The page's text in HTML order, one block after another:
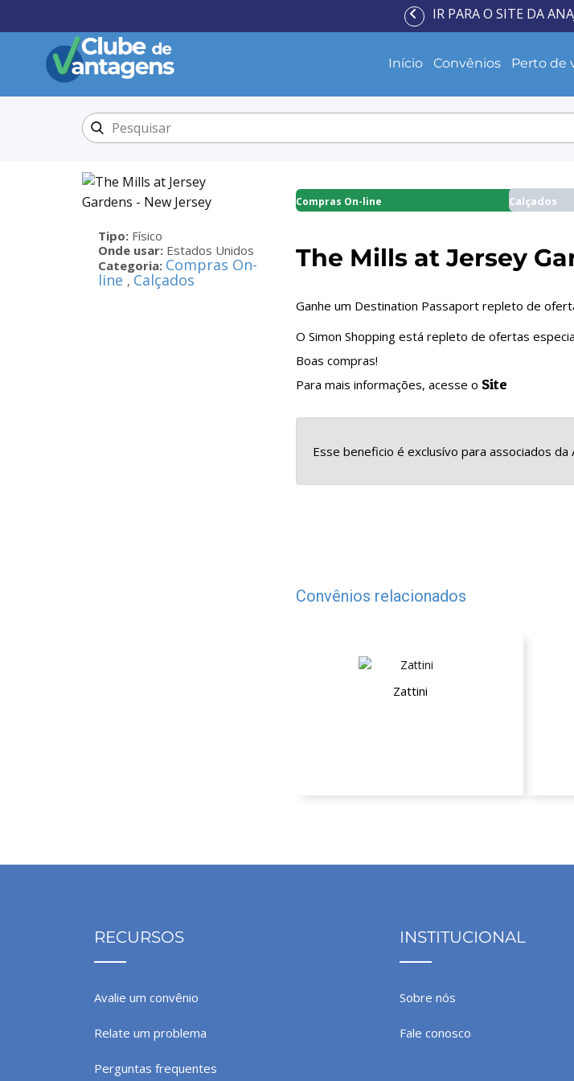
IR PARA O SITE DA
Início Convênios Perto de
Tipo: Físico
Onde usar: Estados Unidos
Categoria: Compras On-
line , Calçados
Compras On-line Calçados
The Mills at Jersey
Ganhe um Destination Passaport repleto de
O Simon Shopping está repleto de ofertas
Boas compras!
Para mais informações, acesse o Site
Esse beneficio é exclusívo para associados
Convênios relacionados
Zattini
RECURSOS
Avalie um convênio
Relate um problema
Perguntas frequentes
INSTITUCIONAL
Sobre nós
Fale conosco